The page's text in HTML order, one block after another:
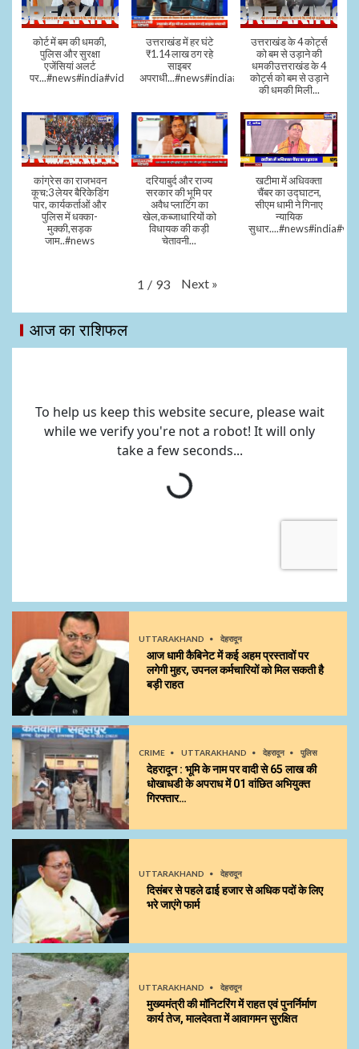
कोर्ट में बम की धमकी,
पुलिस और सुरक्षा
एजेंसियां अलर्ट
पर...#news#india#video#viral
उत्तराखंड में हर घंटे
₹1.14 लाख ठग रहे
साइबर
अपराधी...#news#india#video#viral
उत्तराखंड के 4 कोर्ट्स
को बम से उड़ाने की
धमकीउत्तराखंड के 4
कोर्ट्स को बम से उड़ाने
की धमकी मिली...
कांग्रेस का राजभवन
कूच:3 लेयर बैरिकेडिंग
पार, कार्यकर्ताओं और
पुलिस में धक्का-
मुक्की,सड़क
जाम..#news
दरियाबुर्द और राज्य
सरकार की भूमि पर
अवैध प्लाटिंग का
खेल,कब्जाधारियों को
विधायक की कड़ी
चेतावनी...
खटीमा में अधिवक्ता
चैंबर का उद्घाटन,
सीएम धामी ने गिनाए
न्यायिक
1 / 93 Next »
आज का राशिफल
UTTARAKHAND देहरादून
आज धामी कैबिनेट में कई अहम प्रस्तावों पर
लगेगी मुहर, उपनल कर्मचारियों को मिल सकती है
बड़ी राहत
CRIME UTTARAKHAND देहरादून पुलिस
देहरादून : भूमि के नाम पर वादी से 65 लाख की
धोखाधडी के अपराध में 01 वांछित अभियुक्त
गिरफ्तार…
UTTARAKHAND देहरादून
दिसंबर से पहले ढाई हजार से अधिक पदों के लिए
भरे जाएंगे फार्म
UTTARAKHAND देहरादून
मुख्यमंत्री की मॉनिटरिंग में राहत एवं पुनर्निर्माण
कार्य तेज, मालदेवता में आवागमन सुरक्षित